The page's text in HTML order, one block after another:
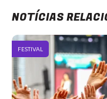
NOTÍCIAS
FESTIVAL